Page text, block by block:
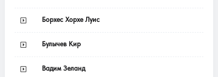
Борхес Хорхе Луис
Булычев Кир
Вадим Зеланд